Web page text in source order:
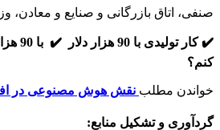
صنفی، اتاق بازرگانی و صنایع و
✔️ کار تولیدی با 90 هزار دلار ✔️ با 90 هزار دلار چه کاری می توان انجام داد ؟
کنم؟
خواندن مطلب نقش هوش مصنوعی در
گردآوری و تشکیل منابع: